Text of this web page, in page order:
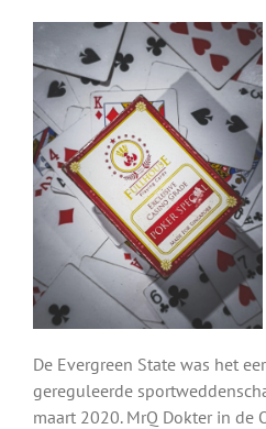
De Evergreen State was het
gereguleerde
maart 2020. MrQ Dokter in de